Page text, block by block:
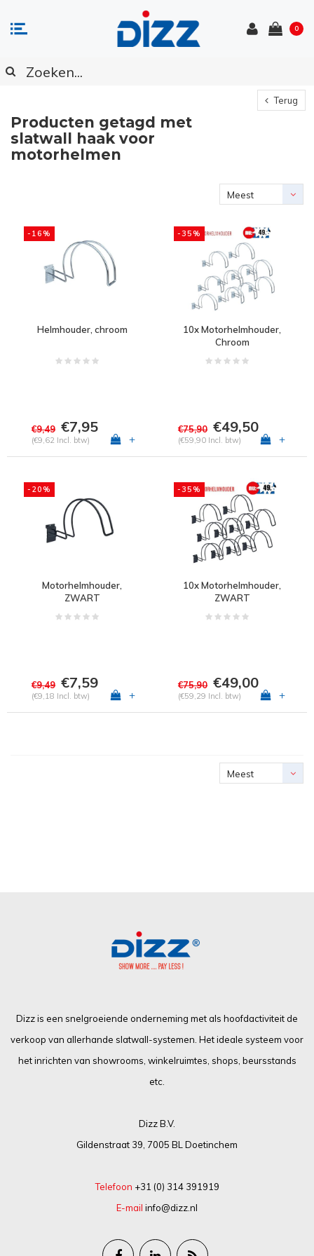
0
Terug
Producten getagd met
slatwall haak voor
motorhelmen
Meest
-16%
Helmhouder, chroom
€9,49 €7,95
(€9,62 Incl. btw) +
-35%
10x Motorhelmhouder,
Chroom
€75,90 €49,50
(€59,90 Incl. btw) +
-20%
Motorhelmhouder,
ZWART
€9,49 €7,59
(€9,18 Incl. btw) +
-35%
10x Motorhelmhouder,
ZWART
€75,90 €49,00
(€59,29 Incl. btw) +
Meest
Dizz is een snelgroeiende onderneming met als hoofdactiviteit de
verkoop van allerhande slatwall-systemen. Het ideale systeem voor
het inrichten van showrooms, winkelruimtes, shops, beursstands
etc.
Dizz B.V.
Gildenstraat 39, 7005 BL Doetinchem
Telefoon +31 (0) 314 391919
E-mail info@dizz.nl